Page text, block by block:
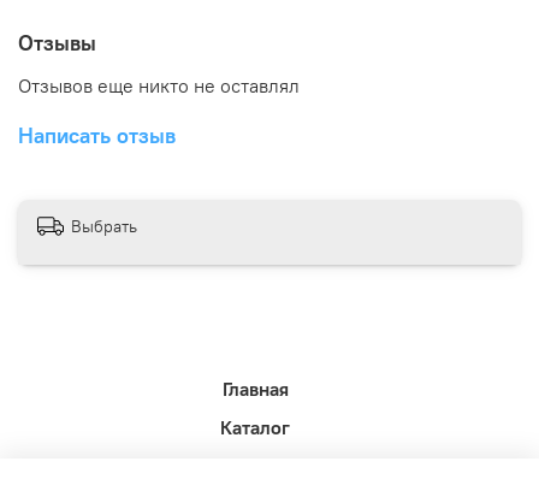
Отзывы
Отзывов еще никто не оставлял
Написать отзыв
Выбрать
Главная
Каталог